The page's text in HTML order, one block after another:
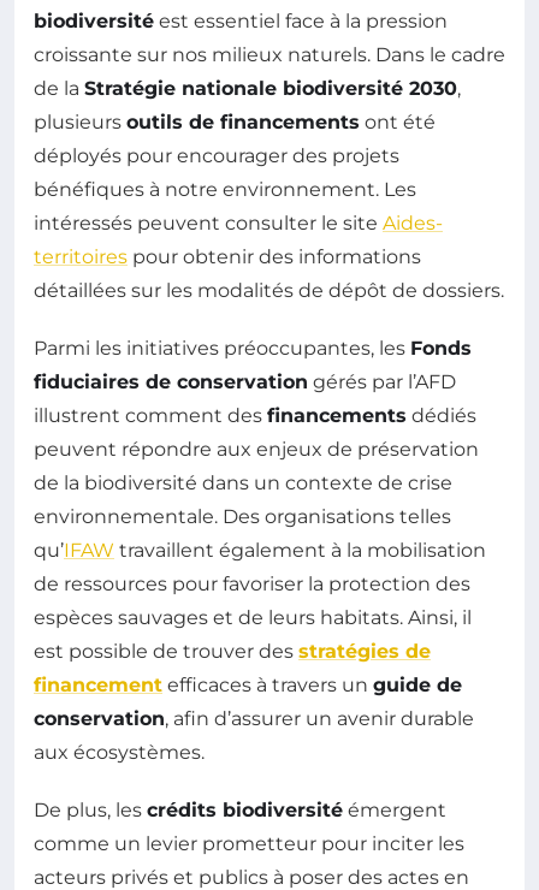
biodiversité est essentiel face à la pression
croissante sur nos milieux naturels. Dans le cadre
de la Stratégie nationale biodiversité 2030,
plusieurs outils de financements ont été
déployés pour encourager des projets
bénéfiques à notre environnement. Les
intéressés peuvent consulter le site Aides-
territoires pour obtenir des informations
détaillées sur les modalités de dépôt de dossiers.
Parmi les initiatives préoccupantes, les Fonds
fiduciaires de conservation gérés par l’AFD
illustrent comment des financements dédiés
peuvent répondre aux enjeux de préservation
de la biodiversité dans un contexte de crise
environnementale. Des organisations telles
qu’IFAW travaillent également à la mobilisation
de ressources pour favoriser la protection des
espèces sauvages et de leurs habitats. Ainsi, il
est possible de trouver des stratégies de
financement efficaces à travers un guide de
conservation, afin d’assurer un avenir durable
aux écosystèmes.
De plus, les crédits biodiversité émergent
comme un levier prometteur pour inciter les
acteurs privés et publics à poser des actes en